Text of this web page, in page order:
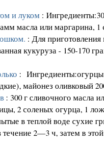
и луком :
масла или маргарина, 1
: Для приготовления
кукуруза - 150-170
:
майонез оливковый
: 300 г сливочного масла
2 соленых огурца, 1
в теплой воде сухие
2—3 ч, затем в